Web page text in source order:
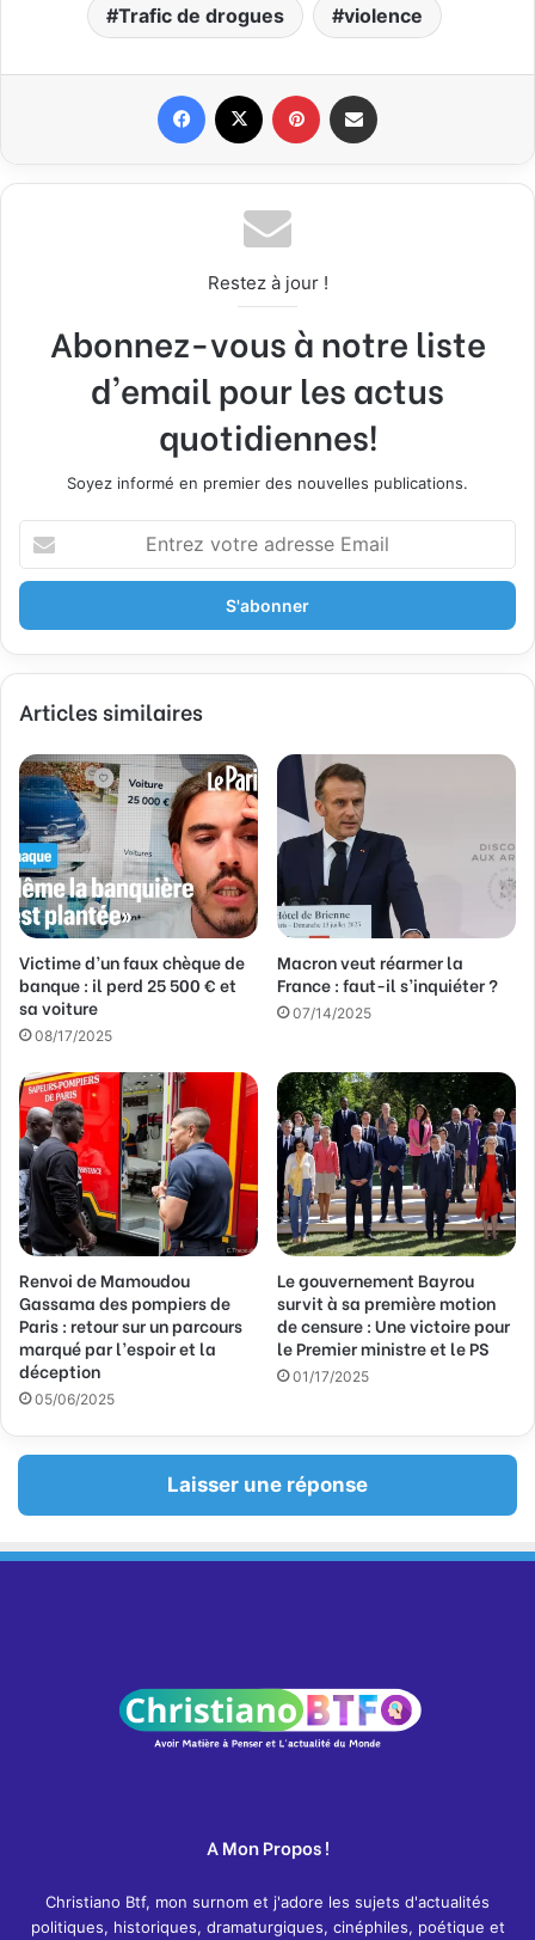
Trafic de drogues violence
Restez à jour !
Abonnez-vous à notre liste
d'email pour les actus
quotidiennes!
Soyez informé en premier des nouvelles publications.
t
e
z
o
r
e
d
r
e
s
s
e
E
m
a
l
Articles similaires
Victime d’un faux chèque de
banque : il perd 25 500 € et
sa voiture
08/17/2025
Macron veut réarmer la
France : faut-il s’inquiéter ?
07/14/2025
Renvoi de Mamoudou
Gassama des pompiers de
Paris : retour sur un parcours
marqué par l’espoir et la
déception
05/06/2025
Le gouvernement Bayrou
survit à sa première motion
de censure : Une victoire pour
le Premier ministre et le PS
01/17/2025
Laisser une réponse
A Mon Propos !
Christiano Btf, mon surnom et j'adore les sujets d'actualités
politiques, historiques, dramaturgiques, cinéphiles, poétique et